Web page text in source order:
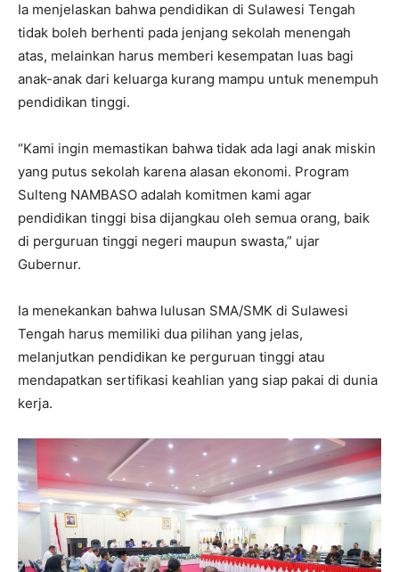
Ia menjelaskan bahwa pendidikan di Sulawesi Tengah
tidak boleh berhenti pada jenjang sekolah menengah
atas, melainkan harus memberi kesempatan luas bagi
anak-anak dari keluarga kurang mampu untuk menempuh
pendidikan tinggi.
“Kami ingin memastikan bahwa tidak ada lagi anak miskin
yang putus sekolah karena alasan ekonomi. Program
Sulteng NAMBASO adalah komitmen kami agar
pendidikan tinggi bisa dijangkau oleh semua orang, baik
di perguruan tinggi negeri maupun swasta,” ujar
Gubernur.
Ia menekankan bahwa lulusan SMA/SMK di Sulawesi
Tengah harus memiliki dua pilihan yang jelas,
melanjutkan pendidikan ke perguruan tinggi atau
mendapatkan sertifikasi keahlian yang siap pakai di dunia
kerja.